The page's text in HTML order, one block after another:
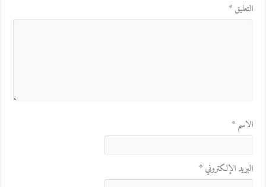
التعليق*
الاسم*
البريد الإلكتروني*